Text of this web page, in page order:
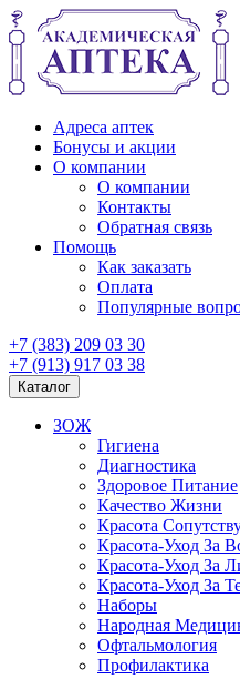
Адреса аптек
Бонусы и акции
О компании
О компании
Контакты
Обратная связь
Помощь
Как заказать
Оплата
Популярные
+7 (383) 209 03 30
+7 (913) 917 03 38
Каталог
ЗОЖ
Гигиена
Диагностика
Здоровое Питание
Качество Жизни
Красота
Красота-Уход За
Красота-Уход За
Красота-Уход За
Наборы
Народная
Офтальмология
Профилактика